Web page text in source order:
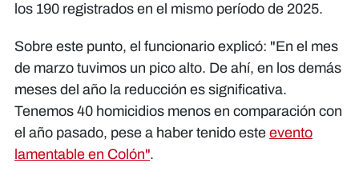
los 190 registrados en el mismo período de 2025.
Sobre este punto, el funcionario explicó: "En el mes
de marzo tuvimos un pico alto. De ahí, en los demás
meses del año la reducción es significativa.
Tenemos 40 homicidios menos en comparación con
el año pasado, pese a haber tenido este evento
lamentable en Colón".